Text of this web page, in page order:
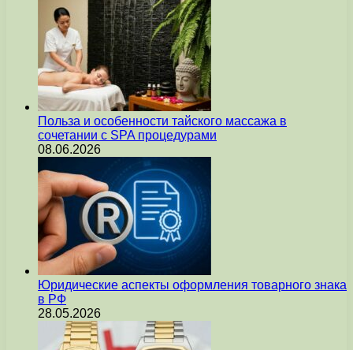
Польза и особенности тайского массажа в
сочетании с SPA процедурами
08.06.2026
Юридические аспекты оформления товарного знака
в РФ
28.05.2026